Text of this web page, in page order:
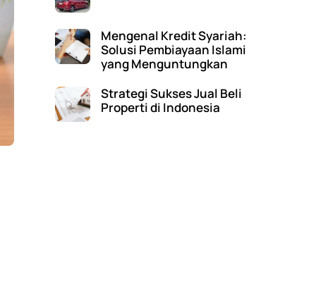
Mengenal Kredit Syariah:
Solusi Pembiayaan Islami
yang Menguntungkan
Strategi Sukses Jual Beli
Properti di Indonesia